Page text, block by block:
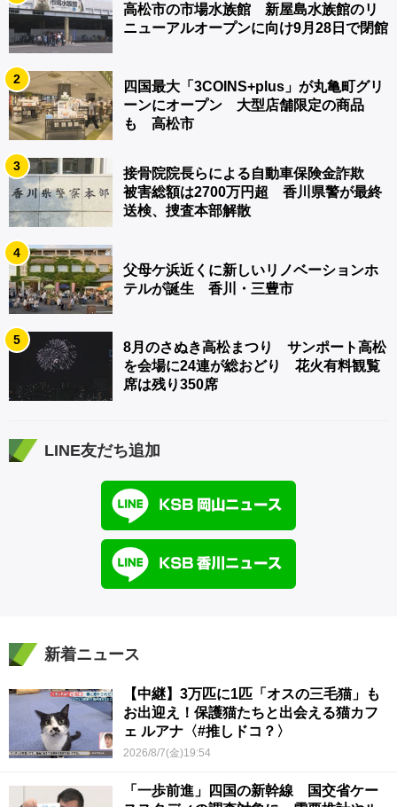
高松市の市場水族館 新屋島水族館のリ
ニューアルオープンに向け9月28日で閉館
2
四国最大「3COINS+plus」が丸亀町グリ
ーンにオープン 大型店舗限定の商品
も 高松市
3
接骨院院長らによる自動車保険金詐欺
被害総額は2700万円超 香川県警が最終
送検、捜査本部解散
4
父母ケ浜近くに新しいリノベーションホ
テルが誕生 香川・三豊市
5
8月のさぬき高松まつり サンポート高松
を会場に24連が総おどり 花火有料観覧
席は残り350席
LINE友だち追加
新着ニュース
【中継】3万匹に1匹「オスの三毛猫」も
お出迎え！保護猫たちと出会える猫カフ
ェ ルアナ〈#推しドコ？〉
2026/8/7(金)19:54
「一歩前進」四国の新幹線 国交省ケー